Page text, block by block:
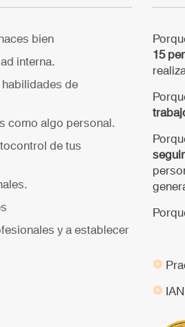
bien
interna.
de
como algo personal.
de tus
y a establecer
15